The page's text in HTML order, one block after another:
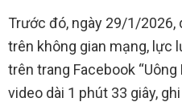
Trước đó, ngày 29/1/2026,
trên không gian mạng, lực
trên trang Facebook
video dài 1 phút 33 giây,